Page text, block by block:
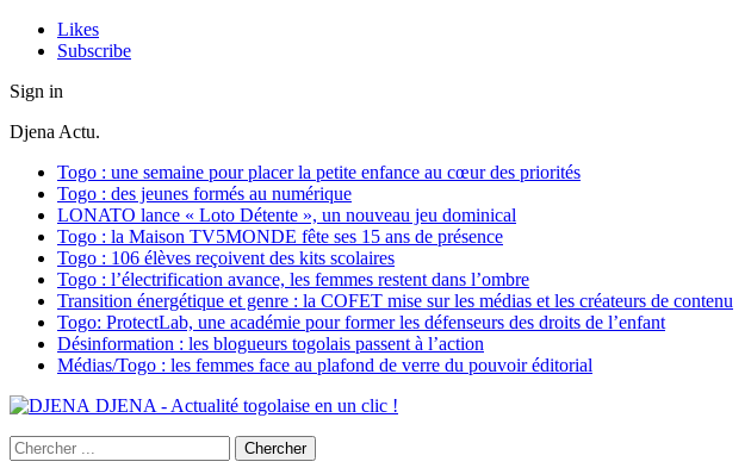
Likes
Subscribe
Sign in
Djena Actu.
Togo : une semaine pour placer la petite enfance au cœur des priorités
Togo : des jeunes formés au numérique
LONATO lance « Loto Détente », un nouveau jeu dominical
Togo : la Maison TV5MONDE fête ses 15 ans de présence
Togo : 106 élèves reçoivent des kits scolaires
Togo : l’électrification avance, les femmes restent dans l’ombre
Transition énergétique et genre : la COFET mise sur les médias et les créateurs de contenu
Togo: ProtectLab, une académie pour former les défenseurs des droits de l’enfant
Désinformation : les blogueurs togolais passent à l’action
Médias/Togo : les femmes face au plafond de verre du pouvoir éditorial
DJENA - Actualité togolaise en un clic !